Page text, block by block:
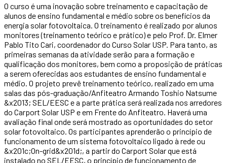
O curso é uma inovação sobre treinamento e capacitação de
alunos de ensino fundamental e médio sobre os benefícios da
energia solar fotovoltaica. O treinamento é realizado por alunos
monitores (treinamento teórico e prático) e pelo Prof. Dr. Elmer
Pablo Tito Cari, coordenador do Curso Solar USP. Para tanto, as
primeiras semanas da atividade serão para a formação e
qualificação dos monitores, bem como a proposição de práticas
a serem oferecidas aos estudantes de ensino fundamental e
médio. O projeto prevê treinamento teórico, realizado em uma
salas das pós-graduação/Anfiteatro Armando Toshio Natsume
&x2013; SEL/EESC e a parte prática será realizada nos arredores
do Carport Solar USP e em Frente do Anfiteatro. Haverá uma
avaliação final onde será mostrado as oportunidades do setor
solar fotovoltaico. Os participantes aprenderão o princípio de
funcionamento de um sistema fotovoltaico ligado à rede ou
&x201c;On-grid&x201d;, a partir do Carport Solar que está
instalado no SEL/EESC, o princípio de funcionamento de